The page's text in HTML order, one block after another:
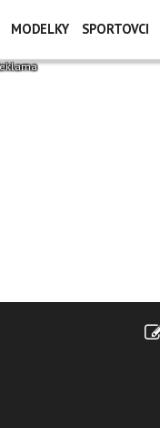
MODELKY SPORTOVCI